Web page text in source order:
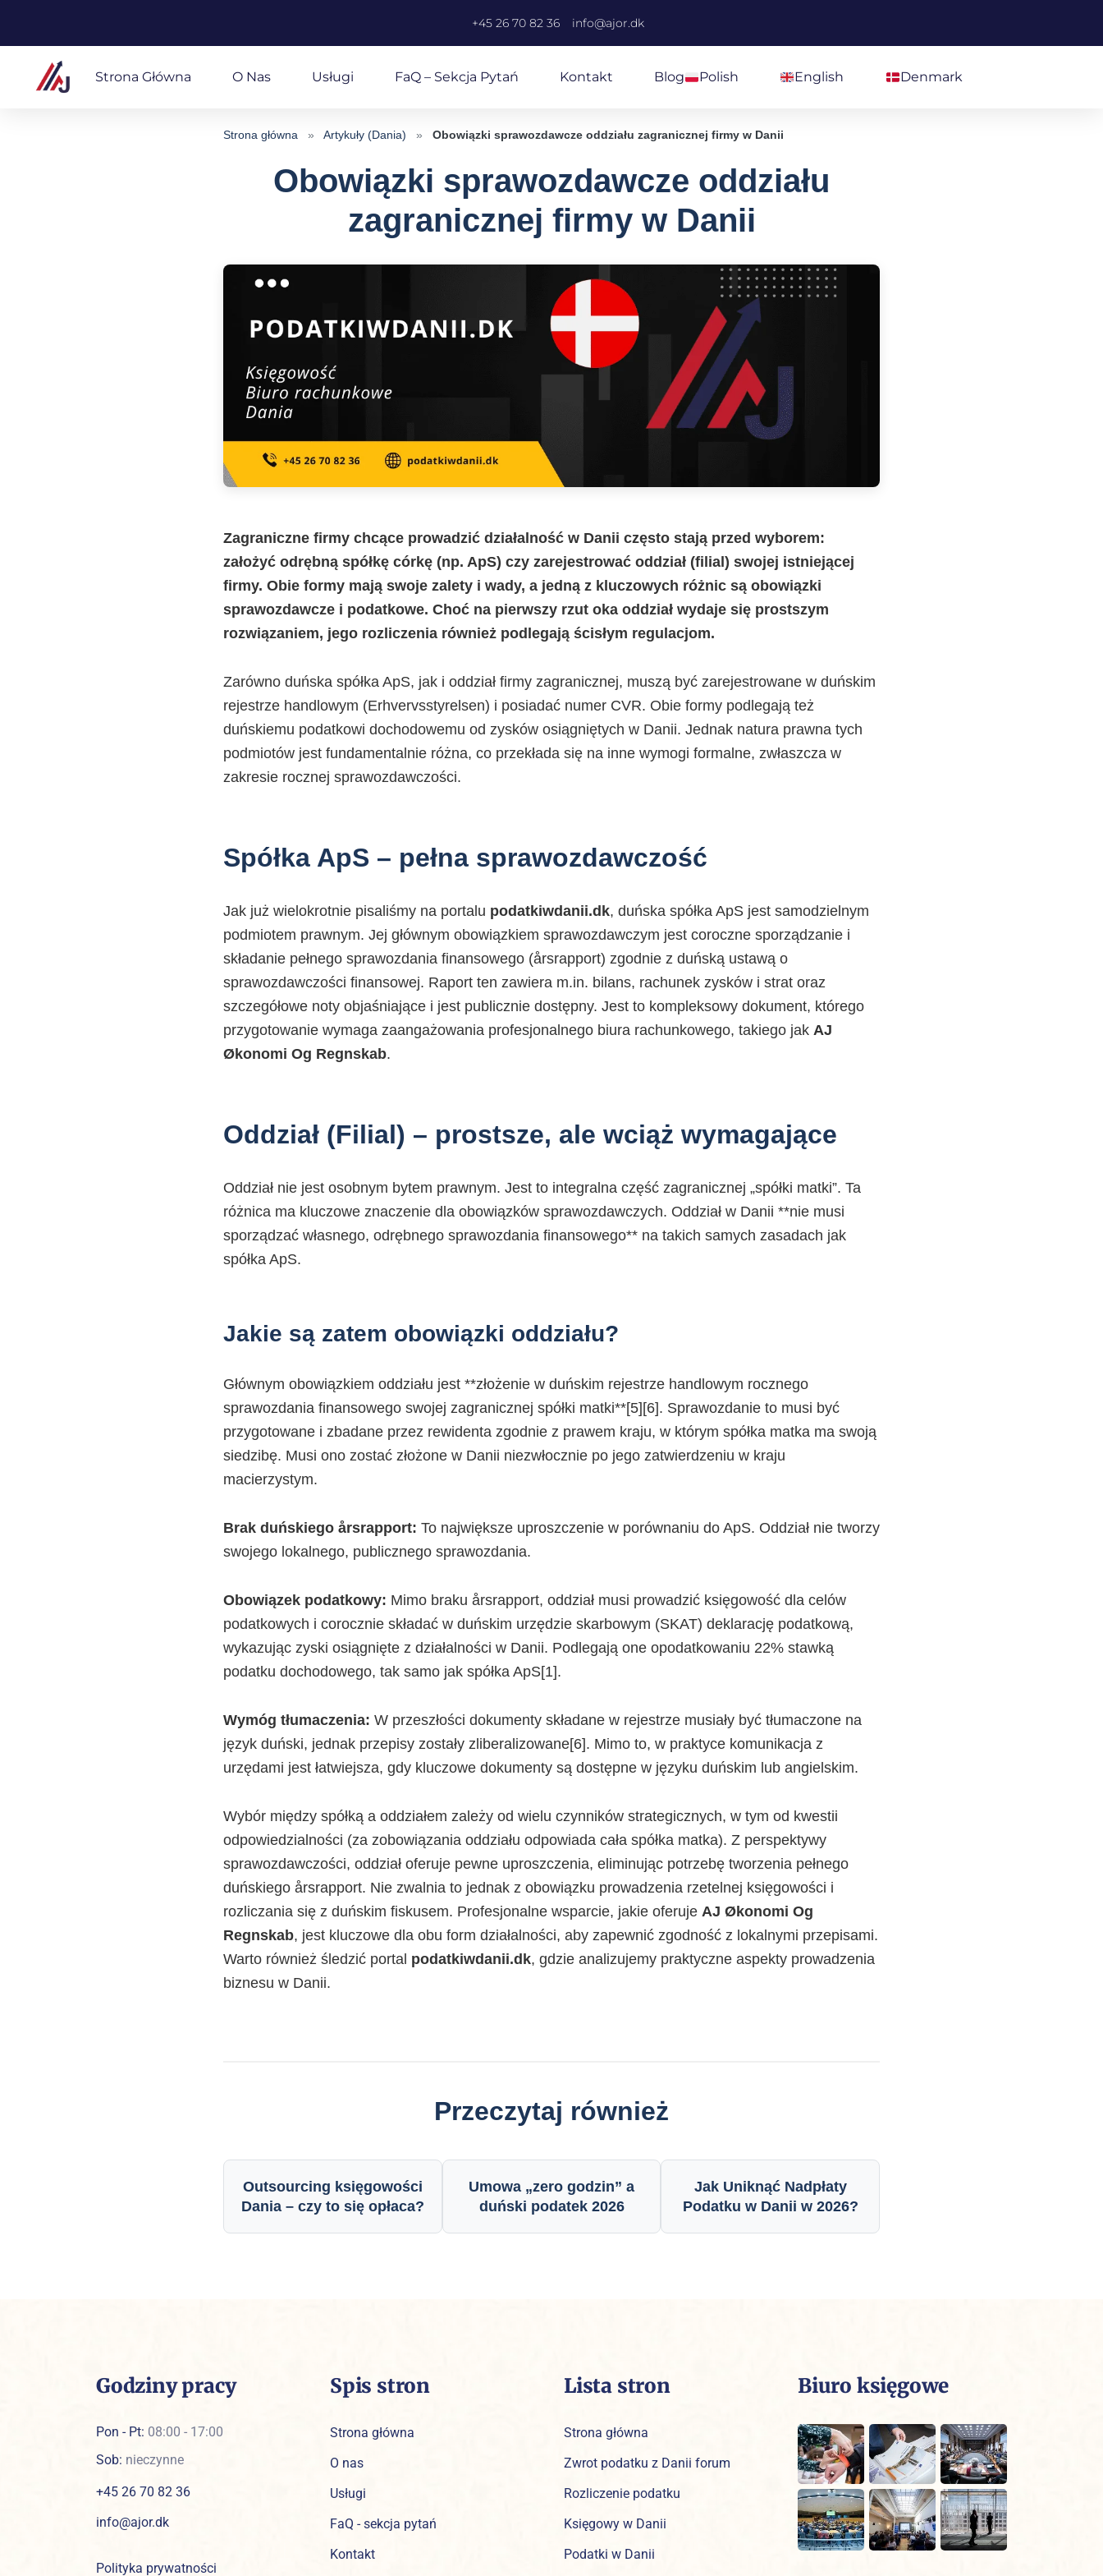
Przejdź
treści
+45 26 70 82 36 info@ajor.dk
Strona Główna O Nas Usługi FaQ – Sekcja Pytań Kontakt Blog Polish English Denmark
Strona główna » Artykuły (Dania) » Obowiązki sprawozdawcze oddziału zagranicznej firmy w Danii
Obowiązki sprawozdawcze oddziału
zagranicznej firmy w Danii
Zagraniczne firmy chcące prowadzić działalność w Danii często stają przed wyborem:
założyć odrębną spółkę córkę (np. ApS) czy zarejestrować oddział (filial) swojej istniejącej
firmy. Obie formy mają swoje zalety i wady, a jedną z kluczowych różnic są obowiązki
sprawozdawcze i podatkowe. Choć na pierwszy rzut oka oddział wydaje się prostszym
rozwiązaniem, jego rozliczenia również podlegają ścisłym regulacjom.
Zarówno duńska spółka ApS, jak i oddział firmy zagranicznej, muszą być zarejestrowane w duńskim
rejestrze handlowym (Erhvervsstyrelsen) i posiadać numer CVR. Obie formy podlegają też
duńskiemu podatkowi dochodowemu od zysków osiągniętych w Danii. Jednak natura prawna tych
podmiotów jest fundamentalnie różna, co przekłada się na inne wymogi formalne, zwłaszcza w
zakresie rocznej sprawozdawczości.
Spółka ApS – pełna sprawozdawczość
Jak już wielokrotnie pisaliśmy na portalu podatkiwdanii.dk, duńska spółka ApS jest samodzielnym
podmiotem prawnym. Jej głównym obowiązkiem sprawozdawczym jest coroczne sporządzanie i
składanie pełnego sprawozdania finansowego (årsrapport) zgodnie z duńską ustawą o
sprawozdawczości finansowej. Raport ten zawiera m.in. bilans, rachunek zysków i strat oraz
szczegółowe noty objaśniające i jest publicznie dostępny. Jest to kompleksowy dokument, którego
przygotowanie wymaga zaangażowania profesjonalnego biura rachunkowego, takiego jak AJ
Økonomi Og Regnskab.
Oddział (Filial) – prostsze, ale wciąż wymagające
Oddział nie jest osobnym bytem prawnym. Jest to integralna część zagranicznej „spółki matki”. Ta
różnica ma kluczowe znaczenie dla obowiązków sprawozdawczych. Oddział w Danii **nie musi
sporządzać własnego, odrębnego sprawozdania finansowego** na takich samych zasadach jak
spółka ApS.
Jakie są zatem obowiązki oddziału?
Głównym obowiązkiem oddziału jest **złożenie w duńskim rejestrze handlowym rocznego
sprawozdania finansowego swojej zagranicznej spółki matki**[5][6]. Sprawozdanie to musi być
przygotowane i zbadane przez rewidenta zgodnie z prawem kraju, w którym spółka matka ma swoją
siedzibę. Musi ono zostać złożone w Danii niezwłocznie po jego zatwierdzeniu w kraju
macierzystym.
Brak duńskiego årsrapport: To największe uproszczenie w porównaniu do ApS. Oddział nie tworzy
swojego lokalnego, publicznego sprawozdania.
Obowiązek podatkowy: Mimo braku årsrapport, oddział musi prowadzić księgowość dla celów
podatkowych i corocznie składać w duńskim urzędzie skarbowym (SKAT) deklarację podatkową,
wykazując zyski osiągnięte z działalności w Danii. Podlegają one opodatkowaniu 22% stawką
podatku dochodowego, tak samo jak spółka ApS[1].
Wymóg tłumaczenia: W przeszłości dokumenty składane w rejestrze musiały być tłumaczone na
język duński, jednak przepisy zostały zliberalizowane[6]. Mimo to, w praktyce komunikacja z
urzędami jest łatwiejsza, gdy kluczowe dokumenty są dostępne w języku duńskim lub angielskim.
Wybór między spółką a oddziałem zależy od wielu czynników strategicznych, w tym od kwestii
odpowiedzialności (za zobowiązania oddziału odpowiada cała spółka matka). Z perspektywy
sprawozdawczości, oddział oferuje pewne uproszczenia, eliminując potrzebę tworzenia pełnego
duńskiego årsrapport. Nie zwalnia to jednak z obowiązku prowadzenia rzetelnej księgowości i
rozliczania się z duńskim fiskusem. Profesjonalne wsparcie, jakie oferuje AJ Økonomi Og
Regnskab, jest kluczowe dla obu form działalności, aby zapewnić zgodność z lokalnymi przepisami.
Warto również śledzić portal podatkiwdanii.dk, gdzie analizujemy praktyczne aspekty prowadzenia
biznesu w Danii.
Przeczytaj również
Outsourcing księgowości
Dania – czy to się opłaca?
Umowa „zero godzin” a
duński podatek 2026
Jak Uniknąć Nadpłaty
Podatku w Danii w 2026?
Godziny pracy
Pon - Pt: 08:00 - 17:00
Sob: nieczynne
+45 26 70 82 36
info@ajor.dk
Polityka prywatności
Spis stron
Strona główna
O nas
Usługi
FaQ - sekcja pytań
Kontakt
Lista stron
Strona główna
Zwrot podatku z Danii forum
Rozliczenie podatku
Księgowy w Danii
Podatki w Danii
Biuro księgowe